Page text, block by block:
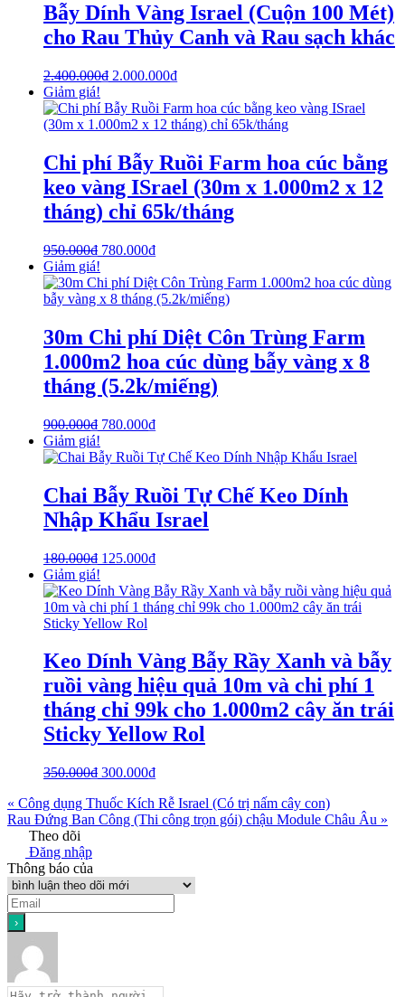
Bẫy Dính Vàng Israel (Cuộn 100 Mét)
cho Rau Thủy Canh và Rau sạch khác
2.400.000₫ 2.000.000₫
Giảm giá!
Chi phí Bẫy Ruồi Farm hoa cúc bằng
keo vàng ISrael (30m x 1.000m2 x 12
tháng) chỉ 65k/tháng
950.000₫ 780.000₫
Giảm giá!
30m Chi phí Diệt Côn Trùng Farm
1.000m2 hoa cúc dùng bẫy vàng x 8
tháng (5.2k/miếng)
900.000₫ 780.000₫
Giảm giá!
Chai Bẫy Ruồi Tự Chế Keo Dính
Nhập Khẩu Israel
180.000₫ 125.000₫
Giảm giá!
Keo Dính Vàng Bẫy Rầy Xanh và bẫy
ruồi vàng hiệu quả 10m và chi phí 1
tháng chỉ 99k cho 1.000m2 cây ăn trái
Sticky Yellow Rol
350.000₫ 300.000₫
« Công dụng Thuốc Kích Rễ Israel (Có trị nấm cây con)
Rau Đứng Ban Công (Thi công trọn gói) chậu Module Châu Âu »
Theo dõi
Đăng nhập
Thông báo của